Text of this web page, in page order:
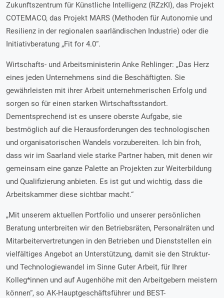
Zukunftszentrum für Künstliche Intelligenz (RZzKI), das Projekt
COTEMACO, das Projekt MARS (Methoden für Autonomie und
Resilienz in der regionalen saarländischen Industrie) oder die
Initiativberatung „Fit for 4.0“.
Wirtschafts- und Arbeitsministerin Anke Rehlinger: „Das Herz
eines jeden Unternehmens sind die Beschäftigten. Sie
gewährleisten mit ihrer Arbeit unternehmerischen Erfolg und
sorgen so für einen starken Wirtschaftsstandort.
Dementsprechend ist es unsere oberste Aufgabe, sie
bestmöglich auf die Herausforderungen des technologischen
und organisatorischen Wandels vorzubereiten. Ich bin froh,
dass wir im Saarland viele starke Partner haben, mit denen wir
gemeinsam eine ganze Palette an Projekten zur Weiterbildung
und Qualifizierung anbieten. Es ist gut und wichtig, dass die
Arbeitskammer diese sichtbar macht.“
„Mit unserem aktuellen Portfolio und unserer persönlichen
Beratung unterbreiten wir den Betriebsräten, Personalräten und
Mitarbeitervertretungen in den Betrieben und Dienststellen ein
vielfältiges Angebot an Unterstützung, damit sie den Struktur-
und Technologiewandel im Sinne Guter Arbeit, für Ihrer
Kolleg*innen und auf Augenhöhe mit den Arbeitgebern meistern
können“, so AK-Hauptgeschäftsführer und BEST-